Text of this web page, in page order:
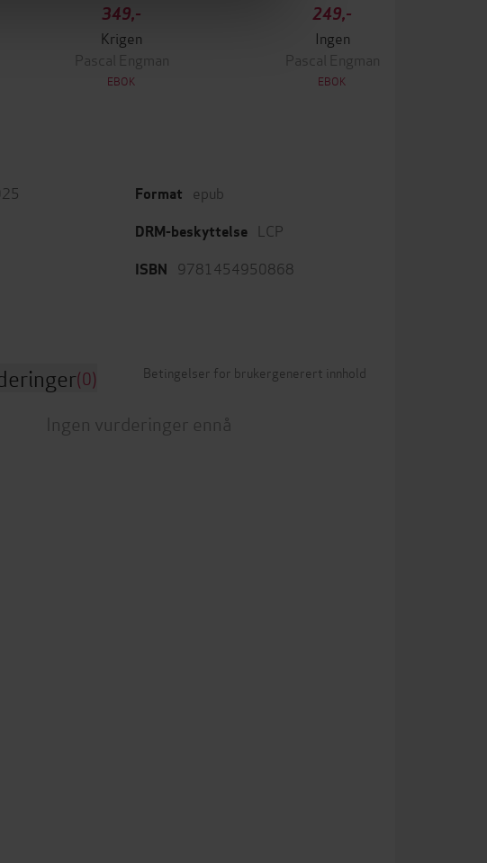
349,-
Krigen
Pascal Engman
EBOK
249,-
Ingen
Pascal Engman
EBOK
Format epub
DRM-beskyttelse LCP
ISBN 9781454950868
(0) Betingelser for brukergenerert innhold
Ingen vurderinger ennå